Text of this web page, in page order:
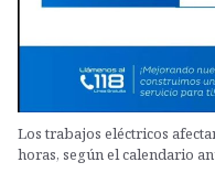
Los trabajos eléctricos
horas, según el calendario